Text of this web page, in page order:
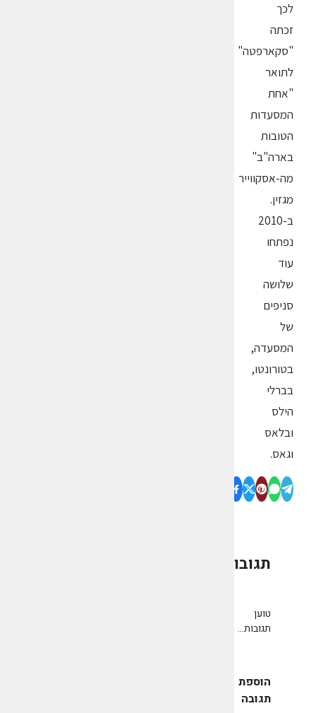
לכך
זכתה
"סקארפטה"
לתואר
"אחת
המסעדות
הטובות
בארה"ב"
מה-אסקווייר
מגזין.
ב-2010
נפתחו
עוד
שלושה
סניפים
של
המסעדה,
בטורונטו,
בברלי
הילס
ובלאס
וגאס.
תגובות
טוען
תגובות...
הוספת
תגובה